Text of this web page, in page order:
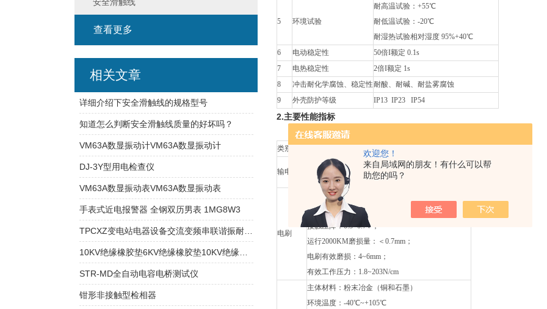
欢迎您！
来自局域网的朋友！有什么可以帮
助您的吗？
5 环境试验
耐高温试验：+55℃
耐低温试验：-20℃
耐湿热试验相对湿度 95%+40℃
6
电动稳定性
50倍I额定 0.1s
7
电热稳定性
2倍I额定 1s
8
冲击耐化学腐蚀、稳定性耐酸、耐碱、耐盐雾腐蚀
9
外壳防护等级 IP13 IP23 IP54
2.主要性能指标
类别
输电导轨
符合GB3952-3957-83《电线电缆导体》标准要求，
电阻率ρ≤0.017Ωmm/m
电刷
电阻系数：0.1~0.35；
摩擦系数：0.2；
接触压降：0.3~0.7V；
运行2000KM磨损量：＜0.7mm；
电刷有效磨损：4~6mm；
有效工作压力：1.8~203N/cm
主体材料：粉末冶金（铜和石墨）
环境温度：-40℃~+105℃
查看更多
相关文章
详细介绍下安全滑触线的规格型号
知道怎么判断安全滑触线质量的好坏吗？
VM63A数显振动计VM63A数显振动计
DJ-3Y型用电检查仪
VM63A数显振动表VM63A数显振动表
手表式近电报警器 全钢双历男表 1MG8W3
TPCXZ变电站电器设备交流变频串联谐振耐压装置
10KV绝缘橡胶垫6KV绝缘橡胶垫10KV绝缘胶垫
STR-MD全自动电容电桥测试仪
钳形非接触型检相器